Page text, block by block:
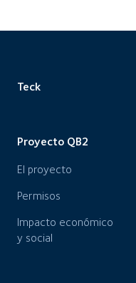
Teck
Proyecto QB2
El proyecto
Permisos
Impacto económico
y social